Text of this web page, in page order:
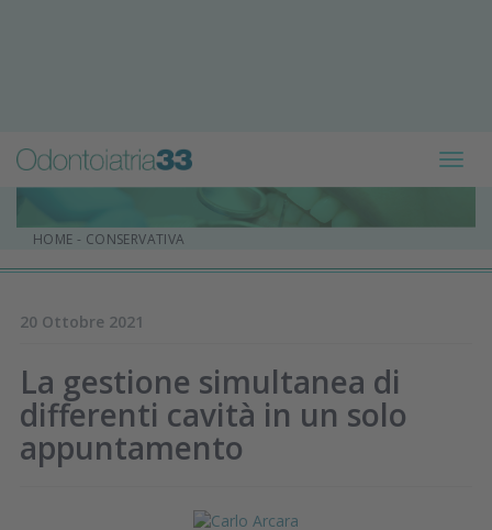
HOME - CONSERVATIVA
20 Ottobre 2021
La gestione simultanea di
differenti cavità in un solo
appuntamento